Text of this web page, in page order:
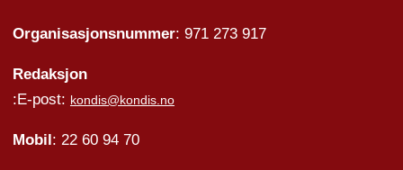
Organisasjonsnummer: 971 273 917
Redaksjon
:E-post: kondis@kondis.no
Mobil: 22 60 94 70